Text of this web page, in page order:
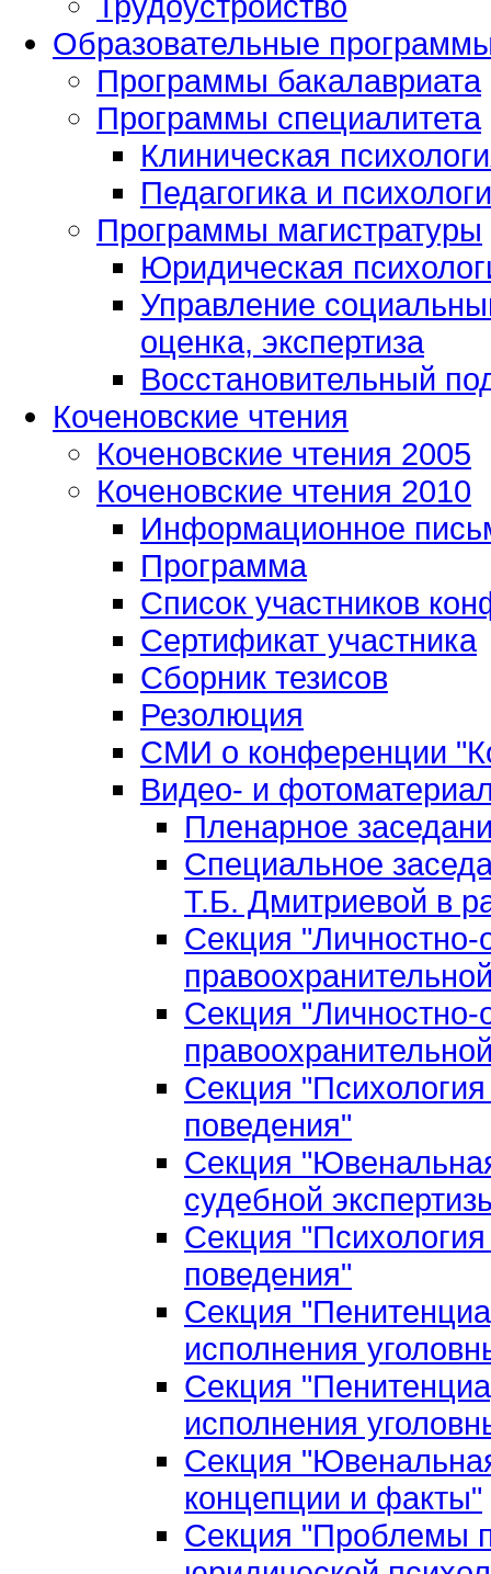
Образовательные
Программы бакалавриата
Программы специалитета
Клиническая
Педагогика и
Программы магистратуры
Юридическая
Управление
оценка, экспертиза
Восстановительный
Коченовские чтения
Коченовские чтения 2005
Коченовские чтения 2010
Информационное
Программа
Список участников
Сертификат участника
Сборник тезисов
Резолюция
СМИ о конференции
Видео- и
Пленарное
Специальное
Т.Б. Дмитриевой в
Секция "Личностно-
Секция "Личностно-
Секция
поведения"
Секция
судебной
Секция
поведения"
Секция
исполнения
Секция
исполнения
Секция
концепции и факты"
Секция "Проблемы